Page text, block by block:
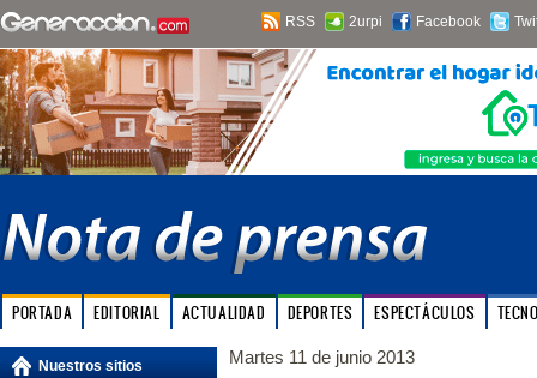
RSS 2urpi Facebook
PORTADA EDITORIAL ACTUALIDAD DEPORTES ESPECTÁCULOS
Nuestros sitios Martes 11 de junio 2013